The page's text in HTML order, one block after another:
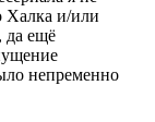
Халка и/или
да ещё
непременно